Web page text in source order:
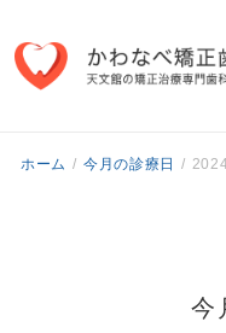
ホーム / 今月の診療日 /
今